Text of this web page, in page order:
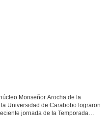
Monseñor Arocha de la
Universidad de Carabobo lograron
jornada de la Temporada